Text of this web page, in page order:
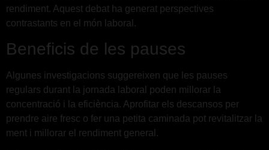
rendiment. Aquest debat ha generat perspectives
contrastants en el món laboral.
Beneficis de les pauses
Algunes investigacions suggereixen que les pauses
regulars durant la jornada laboral poden millorar la
concentració i la eficiència. Aprofitar els descansos per
prendre aire fresc o fer una petita caminada pot revitalitzar la
ment i millorar el rendiment general.